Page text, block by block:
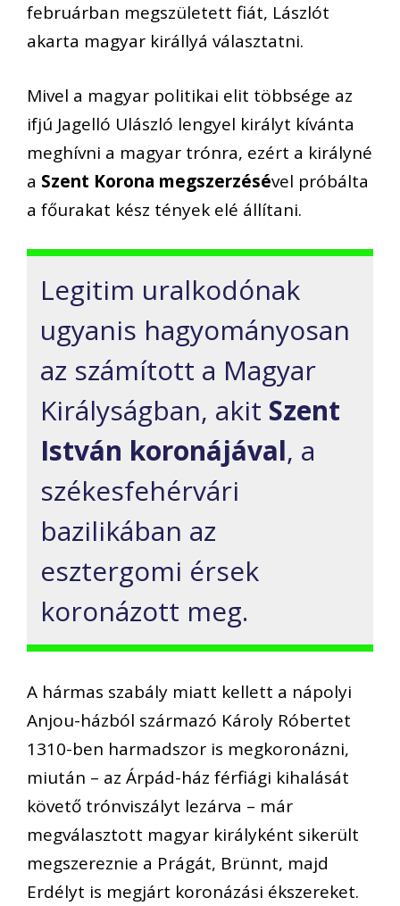
februárban megszületett fiát, Lászlót
akarta magyar királlyá választatni.
Mivel a magyar politikai elit többsége az
ifjú Jagelló Ulászló lengyel királyt kívánta
meghívni a magyar trónra, ezért a királyné
a Szent Korona megszerzésével próbálta
a főurakat kész tények elé állítani.
Legitim uralkodónak
ugyanis hagyományosan
az számított a Magyar
Királyságban, akit Szent
István koronájával, a
székesfehérvári
bazilikában az
esztergomi érsek
koronázott meg.
A hármas szabály miatt kellett a nápolyi
Anjou-házból származó Károly Róbertet
1310-ben harmadszor is megkoronázni,
miután – az Árpád-ház férfiági kihalását
követő trónviszályt lezárva – már
megválasztott magyar királyként sikerült
megszereznie a Prágát, Brünnt, majd
Erdélyt is megjárt koronázási ékszereket.